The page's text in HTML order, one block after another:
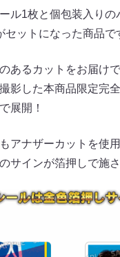
ル1枚と個包装入りの
セットになった商品で
あるカットをお届け
影した本商品限定完
展開！
アナザーカットを使
サインが箔押しで施さ